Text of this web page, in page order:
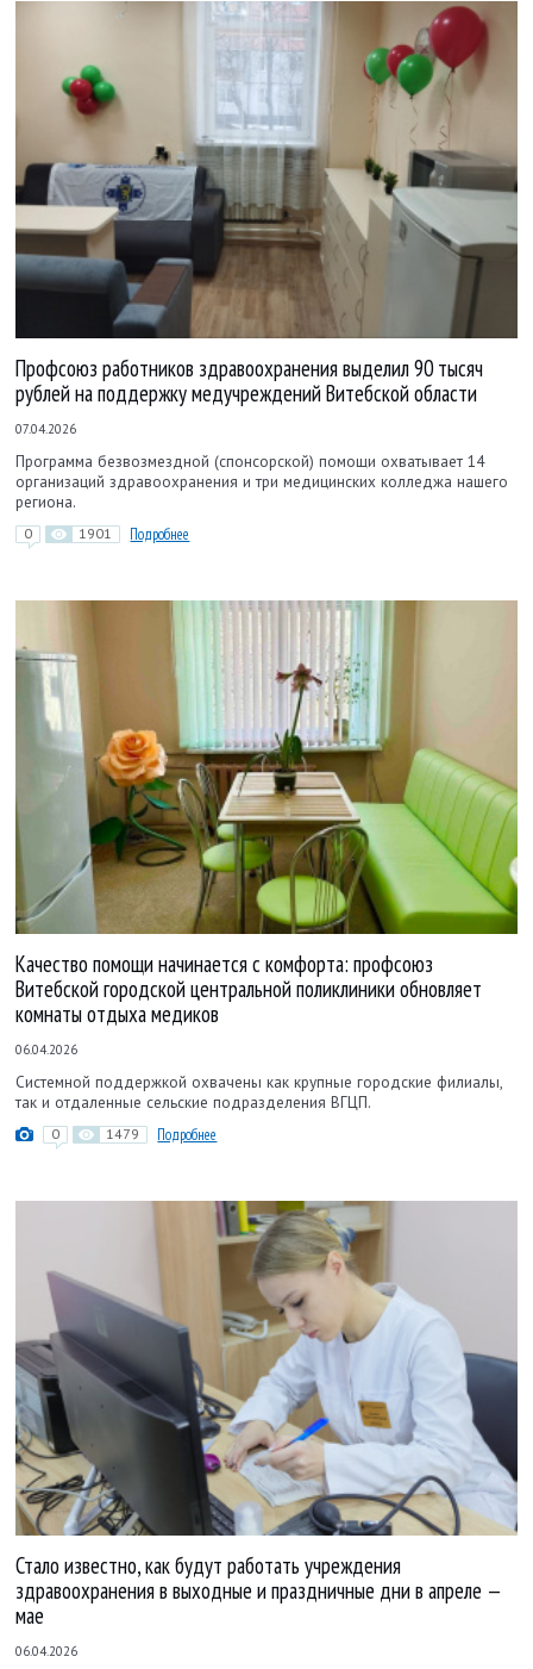
Профсоюз работников здравоохранения выделил 90 тысяч
рублей на поддержку медучреждений Витебской области
07.04.2026
Программа безвозмездной (спонсорской) помощи охватывает 14
организаций здравоохранения и три медицинских колледжа нашего
региона.
0 1901 Подробнее
Качество помощи начинается с комфорта: профсоюз
Витебской городской центральной поликлиники обновляет
комнаты отдыха медиков
06.04.2026
Системной поддержкой охвачены как крупные городские филиалы,
так и отдаленные сельские подразделения ВГЦП.
0 1479 Подробнее
Стало известно, как будут работать учреждения
здравоохранения в выходные и праздничные дни в апреле —
мае
06.04.2026